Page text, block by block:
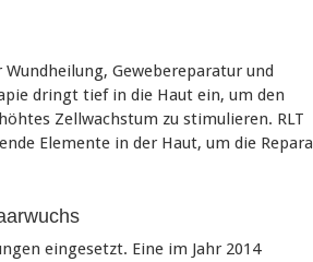
Gewebereparatur und
dringt tief in die Haut ein, um den
Zellwachstum zu stimulieren. RLT
Elemente in der Haut, um die
eingesetzt. Eine im Jahr 2014